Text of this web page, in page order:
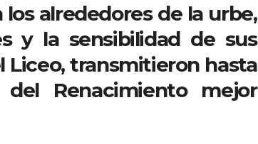
alrededores de la urbe,
y la sensibilidad de sus
Liceo, transmitieron hasta
Renacimiento mejor